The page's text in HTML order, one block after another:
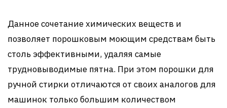
Данное сочетание химических веществ и
позволяет порошковым моющим средствам быть
столь эффективными, удаляя самые
трудновыводимые пятна. При этом порошки для
ручной стирки отличаются от своих аналогов для
машинок только большим количеством